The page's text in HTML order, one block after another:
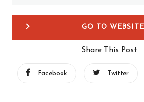
GO TO WEBSITE
Share This Post
Facebook Twitter